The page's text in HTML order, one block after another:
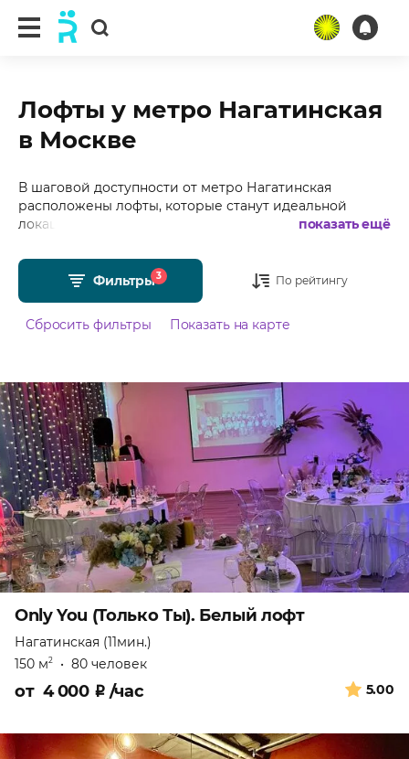
Лофты у метро Нагатинская
в Москве
В шаговой доступности от метро Нагатинская
расположены лофты, которые станут идеальной
локацией для праздников любого формата.
Нагатинская в Москве с фотографиями, отзывами,
средним рейтингом 4.99 из 5 и стоимостью от 599
рублей в час.
показать ещё
Фильтры3 По рейтингу
Сбросить фильтры Показать на карте
Only You (Только Ты). Белый лофт
Нагатинская (11мин.)
150 м2 • 80 человек
5.00
от 4 000 ₽ /час